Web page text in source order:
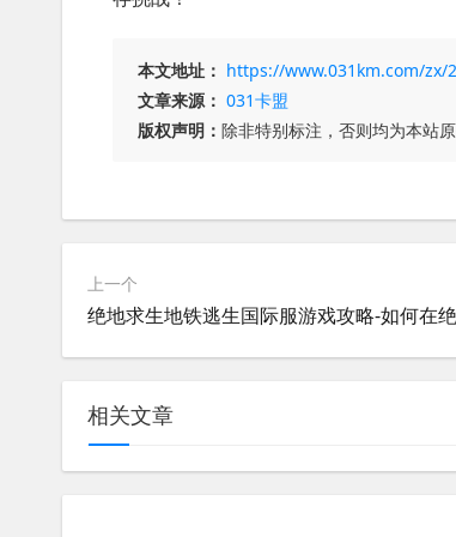
本文地址： https://www.031km.com/zx/
文章来源： 031卡盟
版权声明： 除非特别标注，否则均为本站
上一个
相关文章